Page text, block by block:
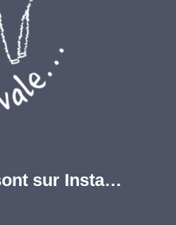
sur Insta…